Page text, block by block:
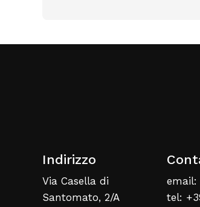
Indirizzo
Via Casella di
Santomato, 2/A
email:
tel: